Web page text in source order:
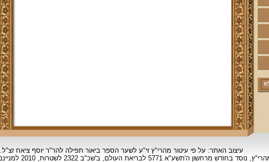
עיצוב האתר: על פי עיטור מהרי"ץ זי"ע לשער הספר ביאור תפילה להר"ר יוסף ציאח זצ"ל.
נוסד בחודש מרחשוןה'תשע"א 5771 לבריאת העולם, ב'שכ"ב 2322 לשטרות, 2010 למניינם.